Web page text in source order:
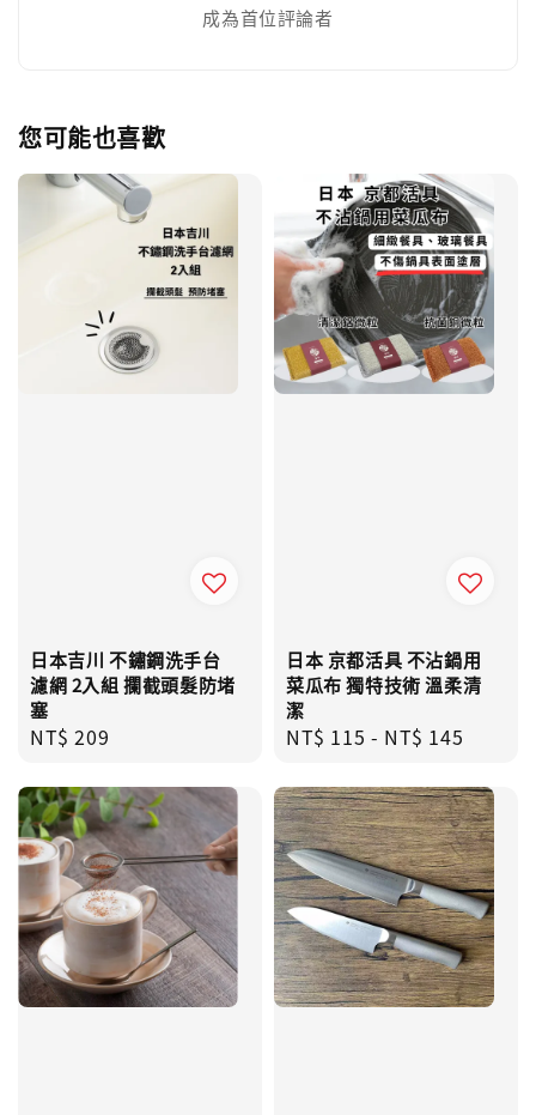
成為首位評論者
您可能也喜歡
日本吉川 不鏽鋼洗手台
濾網 2入組 攔截頭髮防堵
塞
Regular
NT$ 209
日本 京都活具 不沾鍋用
菜瓜布 獨特技術 溫柔清
潔
Regular
NT$ 115 - NT$ 145